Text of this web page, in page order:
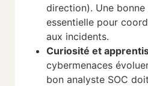
direction). Une
essentielle pour
aux incidents.
Curiosité et
cybermenaces
bon analyste SOC